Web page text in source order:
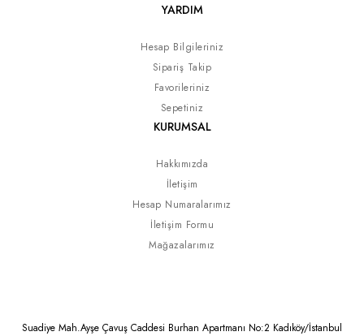
YARDIM
Hesap Bilgileriniz
Sipariş Takip
Favorileriniz
Sepetiniz
KURUMSAL
Hakkımızda
İletişim
Hesap Numaralarımız
İletişim Formu
Mağazalarımız
Suadiye Mah.Ayşe Çavuş Caddesi Burhan Apartmanı No:2 Kadıköy/İstanbul